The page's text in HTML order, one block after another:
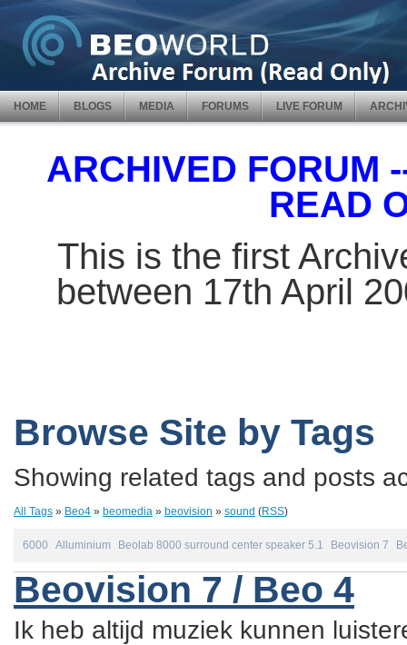
HOME BLOGS MEDIA FORUMS LIVE FORUM
ARCHIVED FORUM
READ
This is the first
between 17th April
Browse Site by Tags
Showing related tags and posts
All Tags » Beo4 » beomedia » beovision » sound (RSS)
6000 Alluminium Beolab 8000 surround center speaker 5.1 Beovision 7
Beovision 7 / Beo 4
Ik heb altijd muziek kunnen